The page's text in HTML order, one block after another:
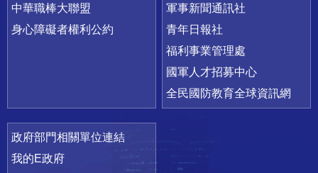
中華職棒大聯盟
身心障礙者權利公約
軍事新聞通訊社
青年日報社
福利事業管理處
國軍人才招募中心
全民國防教育全球資訊網
政府部門相關單位連結
我的E政府